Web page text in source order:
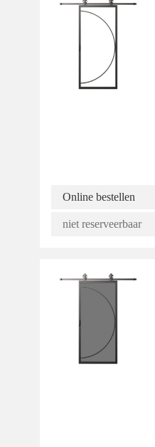
Online bestellen
niet reserveerbaar